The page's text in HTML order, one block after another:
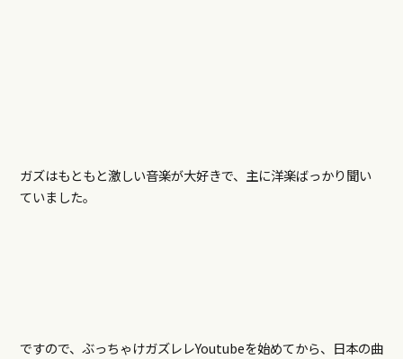
ガズはもともと激しい音楽が大好きで、主に洋楽ばっかり聞い
ていました。
ですので、ぶっちゃけガズレレYoutubeを始めてから、日本の曲